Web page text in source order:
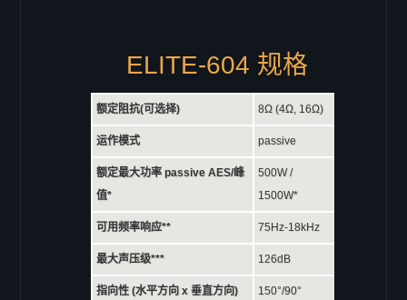
ELITE-604 规格
额定阻抗(可选择) 8Ω (4Ω, 16Ω)
运作模式 passive
额定最大功率 passive AES/峰
值*
500W /
1500W*
可用频率响应** 75Hz-18kHz
最大声压级*** 126dB
指向性 (水平方向 x 垂直方向) 150°/90°